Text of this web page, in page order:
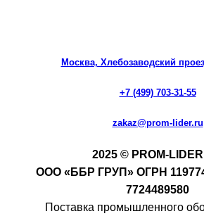
Москва, Хлебозаводский
+7 (499) 703-31-55
zakaz@prom-lider.ru
2025 © PROM-
ООО «ББР ГРУП» ОГРН
7724489580
Поставка промышленного